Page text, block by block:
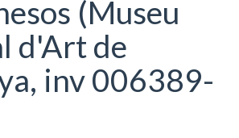
(Museu
d'Art de
inv 006389-